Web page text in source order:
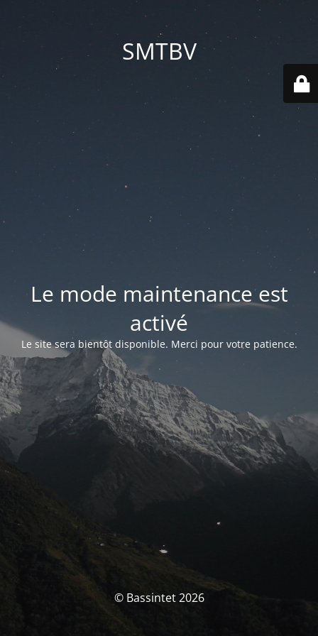
SMTBV
Le mode maintenance est
activé
Le site sera bientôt disponible. Merci pour votre patience.
© Bassintet 2026